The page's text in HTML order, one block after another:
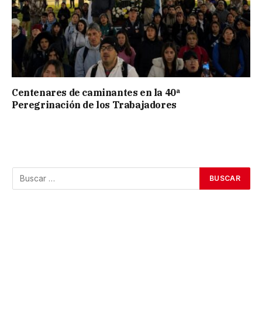
Centenares de caminantes en la 40ª
Peregrinación de los Trabajadores